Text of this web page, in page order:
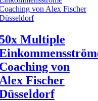
50x Multiple
Coaching von
Alex Fischer